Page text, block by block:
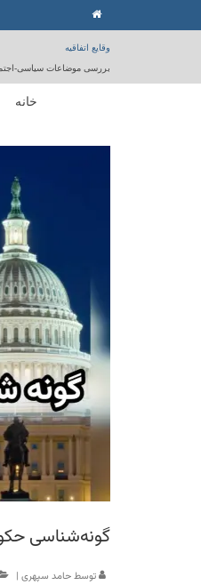
وقایع اتفاقیه
بررسی موضاعات سیاسی-
خانه
گونه‌شناسی
توسطحامد سپهری |